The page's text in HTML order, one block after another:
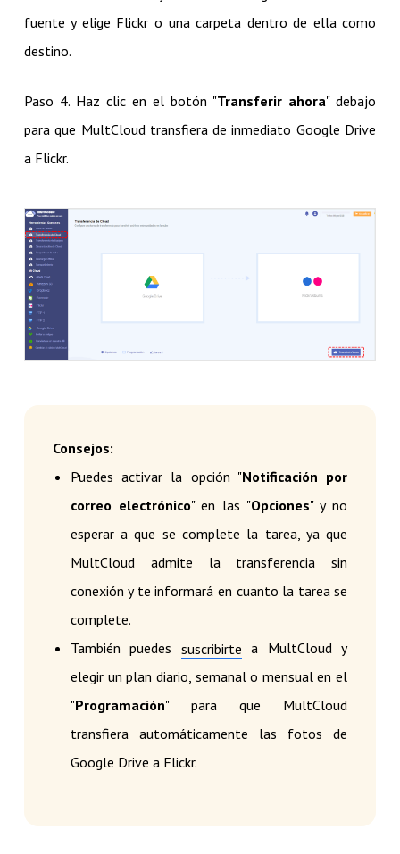
fuente y elige Flickr o una carpeta dentro de ella como
destino.
Paso 4. Haz clic en el botón "Transferir ahora" debajo
para que MultCloud transfiera de inmediato Google Drive
a Flickr.
Consejos:
Puedes activar la opción "Notificación por
correo electrónico" en las "Opciones" y no
esperar a que se complete la tarea, ya que
MultCloud admite la transferencia sin
conexión y te informará en cuanto la tarea se
complete.
También puedes suscribirte a MultCloud y
elegir un plan diario, semanal o mensual en el
"Programación" para que MultCloud
transfiera automáticamente las fotos de
Google Drive a Flickr.